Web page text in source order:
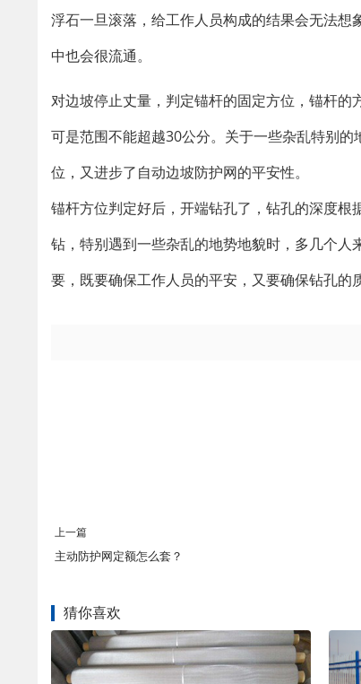
浮石一旦滚落，给工作人员构成的结果会无法
中也会很流通。
对边坡停止丈量，判定锚杆的固定方位，锚杆的
可是范围不能超越30公分。关于一些杂乱特别
位，又进步了自动边坡防护网的平安性。
锚杆方位判定好后，开端钻孔了，钻孔的深度
钻，特别遇到一些杂乱的地势地貌时，多几个
要，既要确保工作人员的平安，又要确保钻孔的
上一篇
主动防护网定额怎么套？
猜你喜欢